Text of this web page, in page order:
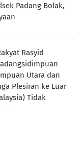
Padang Bolak,
Rasyid
Utara dan
Plesiran ke Luar
Tidak